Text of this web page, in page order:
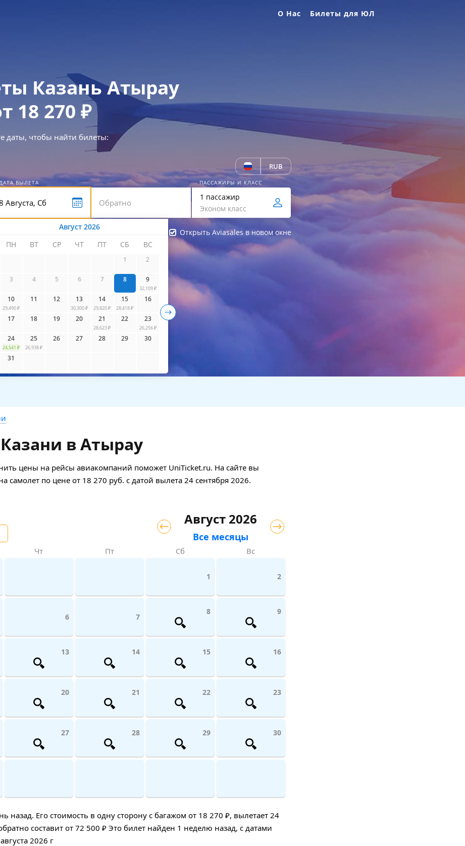
О Нас Билеты для ЮЛ
Казань Атырау
18 270 ₽
даты, чтобы найти билеты:
RUB
ВЫЛЕТА
Август 2026
ПН
ВТ СР ЧТ ПТ СБ ВС
1 2
3 4 5 6 7 8 9
32,109 ₽
10
29,490 ₽
11 12 13
30,300 ₽
14
29,820 ₽
15
28,418 ₽
16
17 18 19 20 21
28,623 ₽
22 23
26,256 ₽
24
24,541 ₽
25
26,938 ₽
26 27 28 29 30
31
ПАССАЖИРЫ И КЛАСС
1 пассажир
Эконом класс
Открыть Aviasales в новом окне
в Атырау
цены на рейсы авиакомпаний поможет UniTicket.ru. На сайте вы
самолет по цене от 18 270 руб. с датой вылета 24 сентября 2026.
Август 2026
Все месяцы
Чт Пт Сб Вс
1 2
6 7
8 9
13 14 15 16
20 21 22 23
27 28 29 30
Его стоимость в одну сторону с багажом от 18 270 ₽, вылетает 24
составит от 72 500 ₽ Это билет найден 1 неделю назад, с датами
2026 г